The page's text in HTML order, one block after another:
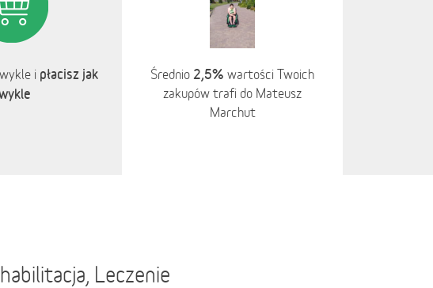
i płacisz jak
Średnio 2,5% wartości Twoich
zakupów trafi do Mateusz
Marchut
Leczenie